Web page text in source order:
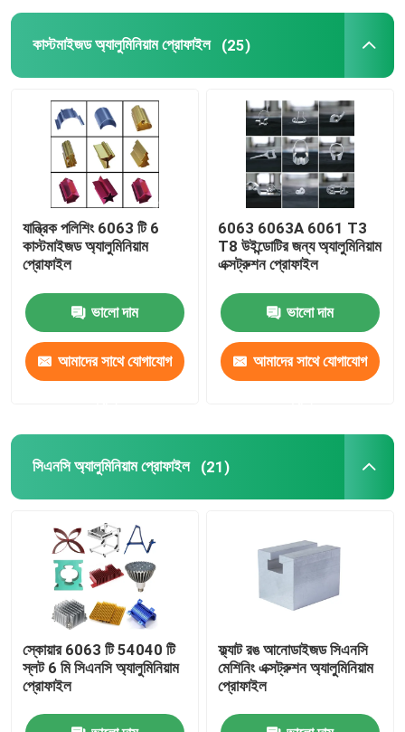
কাস্টমাইজড অ্যালুমিনিয়াম প্রোফাইল (25)
যান্ত্রিক পলিশিং 6063 টি 6
কাস্টমাইজড অ্যালুমিনিয়াম
প্রোফাইল
ভালো দাম
আমাদের সাথে যোগাযোগ
6063 6063A 6061 T3
T8 উইন্ডোটির জন্য অ্যালুমিনিয়াম
এক্সট্রুশন প্রোফাইল
ভালো দাম
আমাদের সাথে যোগাযোগ
সিএনসি অ্যালুমিনিয়াম প্রোফাইল (21)
স্কোয়ার 6063 টি 54040 টি
স্লট 6 মি সিএনসি অ্যালুমিনিয়াম
প্রোফাইল
ফ্ল্যাট রঙ আনোডাইজড সিএনসি
মেশিনিং এক্সট্রুশন অ্যালুমিনিয়াম
প্রোফাইল